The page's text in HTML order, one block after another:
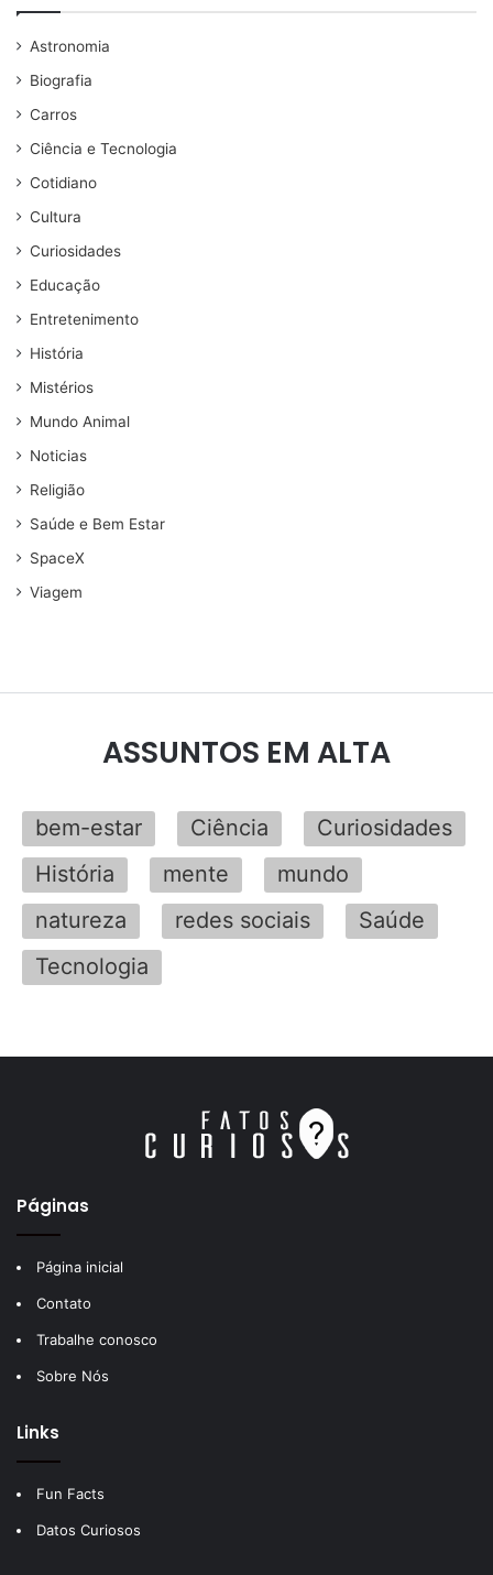
Astronomia
Biografia
Carros
Ciência e Tecnologia
Cotidiano
Cultura
Curiosidades
Educação
Entretenimento
História
Mistérios
Mundo Animal
Noticias
Religião
Saúde e Bem Estar
SpaceX
Viagem
ASSUNTOS EM ALTA
bem-estar Ciência
Curiosidades
História
mente
mundo
natureza
redes sociais
Saúde
Tecnologia
Páginas
Página inicial
Contato
Trabalhe conosco
Sobre Nós
Links
Fun Facts
Datos Curiosos